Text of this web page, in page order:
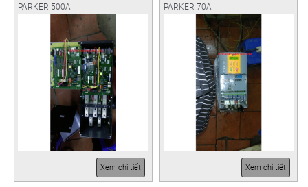
PARKER 500A
Xem chi tiết
PARKER 70A
Xem chi tiết